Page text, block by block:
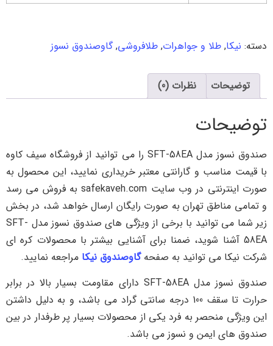
دسته: نیکا, طلا و جواهرات, طلافروشی,گاوصندوق نسوز
توضیحات نظرات (0)
توضیحات
صندوق نسوز مدل SFT-58EA را می توانید از فروشگاه سیف کاوه
با قیمت مناسب و گارانتی معتبر خریداری نمایید، این محصول به
صورت اینترنتی در وب سایت safekaveh.com به فروش می رسد
و تمامی مناطق تهران به صورت رایگان ارسال خواهد شد، در بخش
زیر شما می توانید با برخی از ویژگی های صندوق نسوز مدل SFT-
58EA آشنا شوید، ضمنا برای آشنایی بیشتر با محصولات کره ای
شرکت نیکا می توانید به صفحهگاوصندوق نیکا مراجعه نمایید.
صندوق نسوز مدل SFT-58EA دارای مقاومت بسیار بالا در برابر
حرارت تا سقف 100 درجه سانتی گراد می باشد، و به دلیل داشتن
این ویژگی منحصر به فرد یکی از محصولات بسیار پر طرفدار در بین
صندوق های ایمن و نسوز می باشد.